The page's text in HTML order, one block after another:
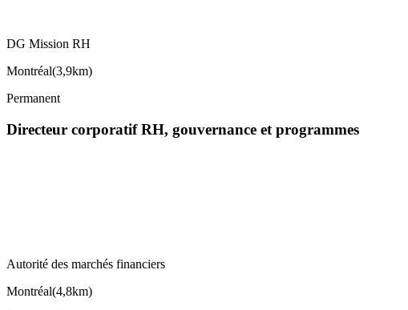
DG Mission RH
Montréal(3,9km)
Permanent
Directeur corporatif RH, gouvernance et programmes
Autorité des marchés financiers
Montréal(4,8km)